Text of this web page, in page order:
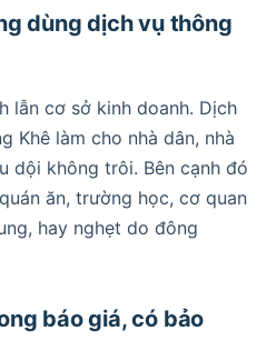
dùng dịch vụ thông
lẫn cơ sở kinh doanh. Dịch
Khê làm cho nhà dân, nhà
dội không trôi. Bên cạnh đó
ăn, trường học, cơ quan
hay nghẹt do đông
báo giá, có bảo